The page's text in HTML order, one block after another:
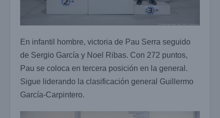
En infantil hombre, victoria de Pau Serra seguido
de Sergio García y Noel Ribas. Con 272 puntos,
Pau se coloca en tercera posición en la general.
Sigue liderando la clasificación general Guillermo
García-Carpintero.